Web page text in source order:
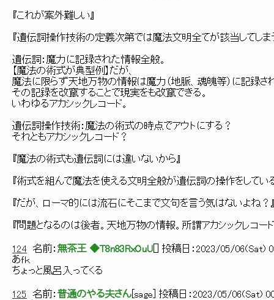
『これが案外難しい』
『遺伝詞操作技術の定義次第では魔法文明全てが該当してしま
遺伝詞：魔力に記録された情報全般。
【魔法の術式が典型例】だが、
魔法に限らず天地万物の情報は魔力（地脈、魂魄等）に記録さ
その記録を改竄することで現実をも改竄できる。
いわゆるアカシックレコード。
遺伝詞操作技術：魔法の術式の時点でアウトにする？
それともアカシックレコード？
『魔法の術式も遺伝詞には違いないから』
『術式を組んで魔法を使える文明全般が遺伝詞の操作をしてい
『だが、ローマ的には流石にそこまで文句を言う気はないよね？
『問題となるのは後者。天地万物の情報。所謂アカシックレコー
124 名前： 無茶王 ◆T8n83RxOuU ] 投稿日： 2023/05/06(Sat)
あｆｋ
ちょっと風呂入ってくる
125 名前： 普通のやる夫さん sage ] 投稿日： 2023/05/06(Sat)